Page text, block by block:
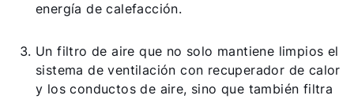
energía de calefacción.
Un filtro de aire que no solo mantiene limpios el
sistema de ventilación con recuperador de calor
y los conductos de aire, sino que también filtra